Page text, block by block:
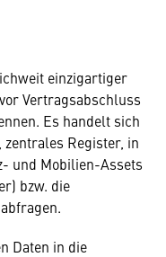
einzigartiger
Vertragsabschluss
Es handelt sich
zentrales Register, in
und Mobilien-Assets
bzw. die
Daten in die